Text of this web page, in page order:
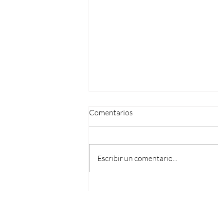
Comentarios
Escribir un comentario...